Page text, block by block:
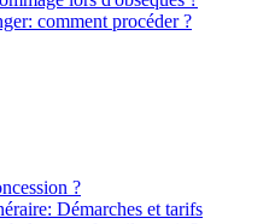
comment procéder ?
?
Démarches et tarifs